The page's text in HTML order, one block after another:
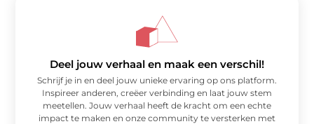
Deel jouw verhaal en maak een verschil!
Schrijf je in en deel jouw unieke ervaring op ons platform.
Inspireer anderen, creëer verbinding en laat jouw stem
meetellen. Jouw verhaal heeft de kracht om een echte
impact te maken en onze community te versterken met